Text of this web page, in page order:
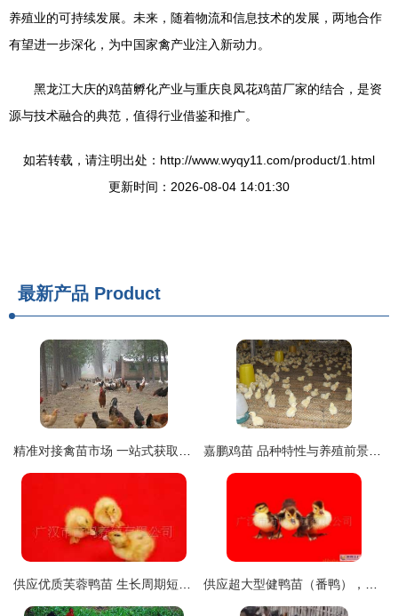
养殖业的可持续发展。未来，随着物流和信息技术的发展，两地合作
有望进一步深化，为中国家禽产业注入新动力。
黑龙江大庆的鸡苗孵化产业与重庆良凤花鸡苗厂家的结合，是资
源与技术融合的典范，值得行业借鉴和推广。
如若转载，请注明出处：http://www.wyqy11.com/product/1.html
更新时间：2026-08-04 14:01:30
最新产品 Product